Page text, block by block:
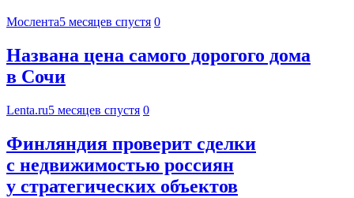
Мослента5 месяцев спустя 0
Названа цена самого дорогого дома
в Сочи
Lenta.ru5 месяцев спустя 0
Финляндия проверит сделки
с недвижимостью россиян
у стратегических объектов